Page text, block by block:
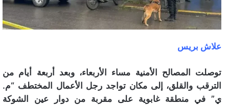
علاش بريس
توصلت المصالح الأمنية مساء الأربعاء، وبعد أربعة أيام من
الترقب والقلق، إلى مكان تواجد رجل الأعمال المختطف “م.
ي” في منطقة غابوية على مقربة من دوار عين الشوكة